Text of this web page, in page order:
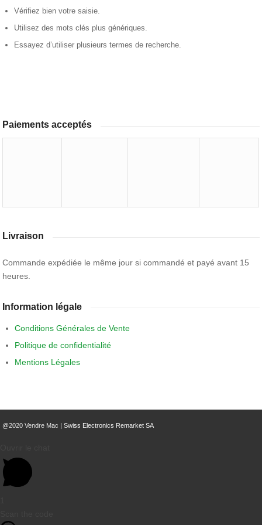
Vérifiez bien votre saisie.
Utilisez des mots clés plus génériques.
Essayez d’utiliser plusieurs termes de recherche.
Paiements acceptés
Livraison
Commande expédiée le même jour si commandé et payé avant 15
heures.
Information légale
Conditions Générales de Vente
Politique de confidentialité
Mentions Légales
@2020 Vendre Mac |Swiss Electronics Remarket SA